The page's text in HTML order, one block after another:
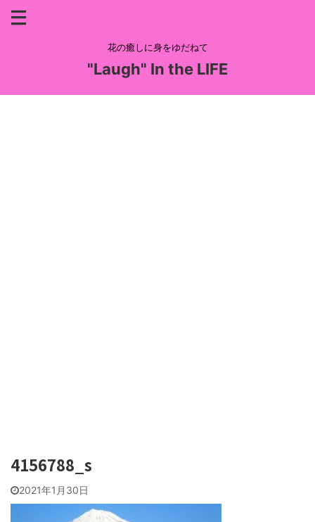
花の癒しに身をゆだねて
"Laugh" In the LIFE
4156788_s
2021年1月30日